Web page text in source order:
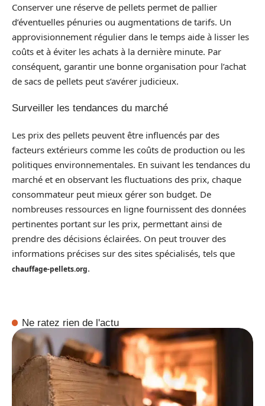
Conserver une réserve de pellets permet de pallier
d’éventuelles pénuries ou augmentations de tarifs. Un
approvisionnement régulier dans le temps aide à lisser les
coûts et à éviter les achats à la dernière minute. Par
conséquent, garantir une bonne organisation pour l’achat
de sacs de pellets peut s’avérer judicieux.
Surveiller les tendances du marché
Les prix des pellets peuvent être influencés par des
facteurs extérieurs comme les coûts de production ou les
politiques environnementales. En suivant les tendances du
marché et en observant les fluctuations des prix, chaque
consommateur peut mieux gérer son budget. De
nombreuses ressources en ligne fournissent des données
pertinentes portant sur les prix, permettant ainsi de
prendre des décisions éclairées. On peut trouver des
informations précises sur des sites spécialisés, tels que
chauffage-pellets.org.
Ne ratez rien de l'actu